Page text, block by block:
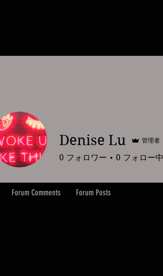
Denise Lu 管理者
0 フォロワー 0 フォロー中
Forum Comments Forum Posts